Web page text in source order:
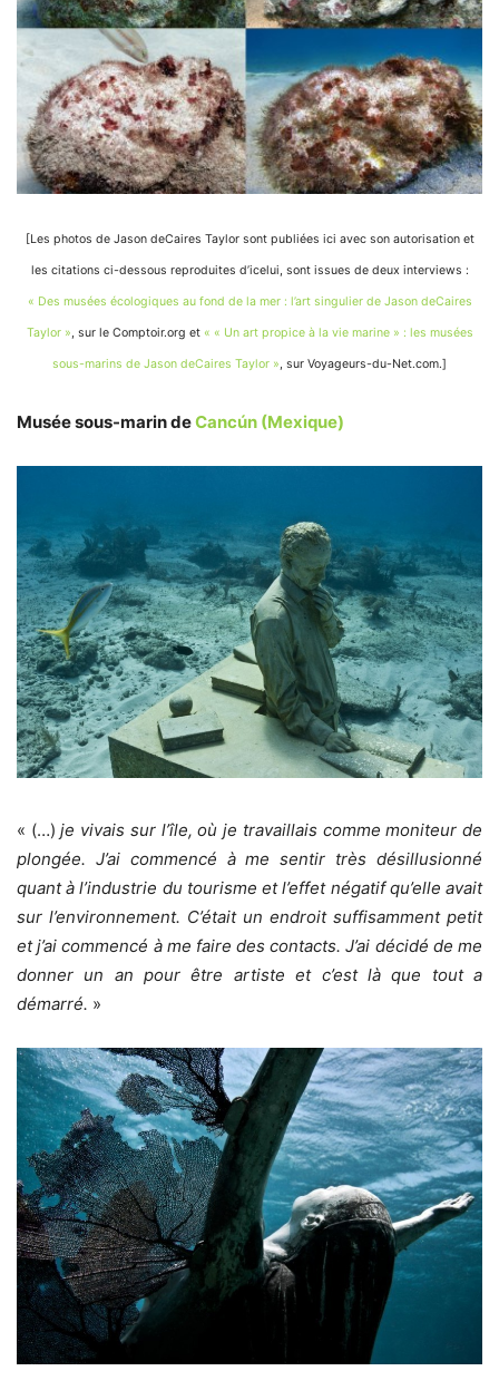
[Les photos de Jason deCaires Taylor sont publiées ici avec son autorisation et
les citations ci-dessous reproduites d’icelui, sont issues de deux interviews :
« Des musées écologiques au fond de la mer : l’art singulier de Jason deCaires
Taylor », sur le Comptoir.org et « « Un art propice à la vie marine » : les musées
sous-marins de Jason deCaires Taylor », sur Voyageurs-du-Net.com.]
Musée sous-marin deCancún (Mexique)
« (…)je vivais sur l’île, où je travaillais comme moniteur de
plongée. J’ai commencé à me sentir très désillusionné
quant à l’industrie du tourisme et l’effet négatif qu’elle avait
sur l’environnement. C’était un endroit suffisamment petit
et j’ai commencé à me faire des contacts. J’ai décidé de me
donner un an pour être artiste et c’est là que tout a
démarré. »